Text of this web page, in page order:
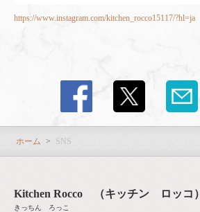
https://www.instagram.com/kitchen_rocco15117/?hl=ja
ホーム SNS
Kitchen Rocco （キッチン ロッコ）
きっちん ろっこ